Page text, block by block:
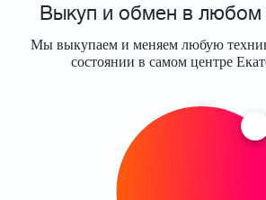
Выкуп и обмен в любом
Мы выкупаем и меняем любую
состоянии в самом центре